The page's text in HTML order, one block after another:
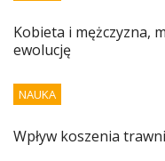
Kobieta i mężczyzna,
ewolucję
NAUKA
Wpływ koszenia